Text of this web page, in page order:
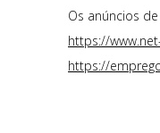
Os anúncios
https://
https://